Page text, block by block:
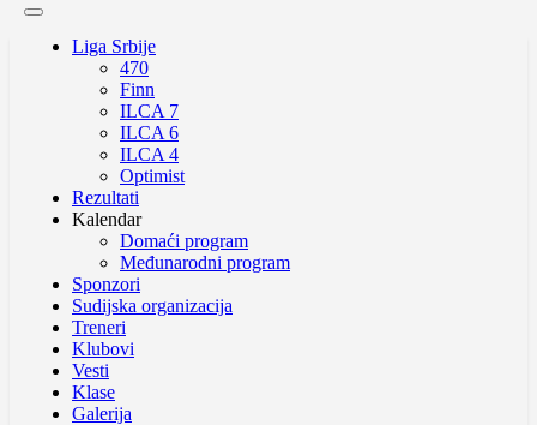
Liga Srbije
470
Finn
ILCA 7
ILCA 6
ILCA 4
Optimist
Rezultati
Kalendar
Domaći program
Međunarodni program
Sponzori
Sudijska organizacija
Treneri
Klubovi
Vesti
Klase
Galerija